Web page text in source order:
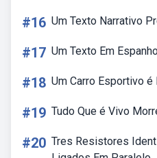
#16 Um Texto Narrativo
#17 Um Texto Em
#18 Um Carro Esportivo
#19 Tudo Que é Vivo
#20 Tres Resistores